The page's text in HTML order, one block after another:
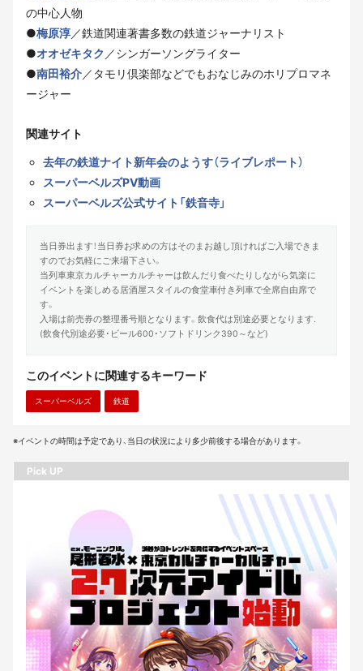
の中心人物
●梅原淳／鉄道関連著書多数の鉄道ジャーナリスト
●オオゼキタク ／シンガーソングライター
●南田裕介／タモリ倶楽部などでもおなじみのホリプロマネ
ージャー
関連サイト
去年の鉄道ナイト新年会のようす（ライブレポート）
スーパーベルズPV動画
スーパーベルズ公式サイト「鉄音寺」
当日券出ます！当日券お求めの方はそのまお越し頂ければご入場できま
すのでお気軽にご来場下さい。
当列車東京カルチャーカルチャーは飲んだり食べたりしながら気楽に
イベントを楽しめる居酒屋スタイルの食堂車付き列車で全席自由席で
す。
入場は前売券の整理番号順となります。飲食代は別途必要となります.
(飲食代別途必要･ビール600･ソフトドリンク390～など)
このイベントに関連するキーワード
スーパーベルズ 鉄道
※イベントの時間は予定であり、当日の状況により多少前後する場合があります。
Pick UP